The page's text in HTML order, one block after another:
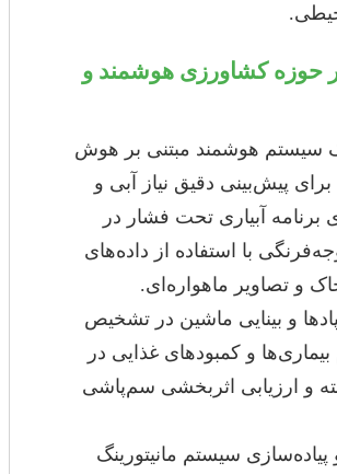
حوزه کشاورزی هوشمند و
سیستم هوشمند مبتنی بر هوش
پیش‌بینی دقیق نیاز آبی و
برنامه آبیاری تحت فشار در
با استفاده از داده‌های
و تصاویر ماهواره‌ای.
و بینایی ماشین در تشخیص
بیماری‌ها و کمبودهای غذایی در
و ارزیابی اثربخشی سم‌پاشی
سیستم مانیتورینگ